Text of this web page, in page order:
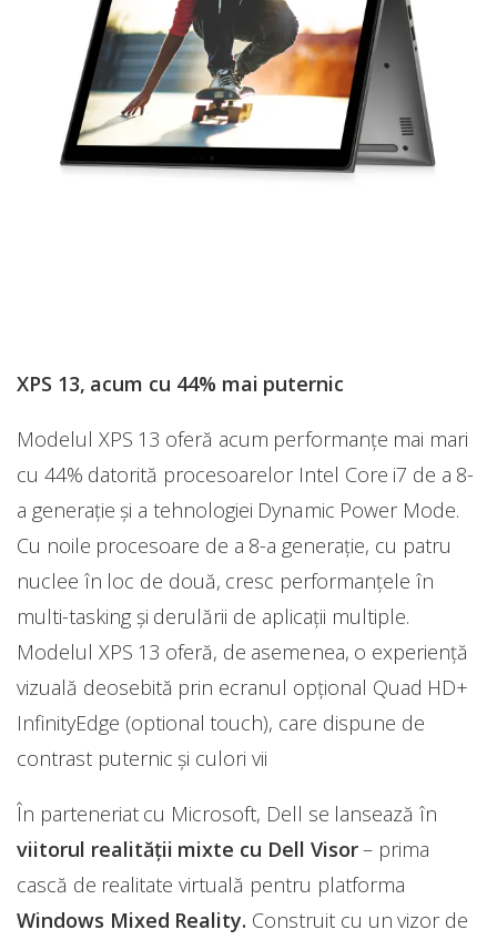
XPS 13, acum cu 44% mai puternic
Modelul XPS 13 oferă acum performanţe mai mari
cu 44% datorită procesoarelor Intel Core i7 de a 8-
a generaţie şi a tehnologiei Dynamic Power Mode.
Cu noile procesoare de a 8-a generaţie, cu patru
nuclee în loc de două, cresc performanţele în
multi-tasking şi derulării de aplicaţii multiple.
Modelul XPS 13 oferă, de asemenea, o experienţă
vizuală deosebită prin ecranul opţional Quad HD+
InfinityEdge (optional touch), care dispune de
contrast puternic şi culori vii
În parteneriat cu Microsoft, Dell se lansează în
viitorul realităţii mixte cu Dell Visor– prima
cască de realitate virtuală pentru platforma
Windows Mixed Reality. Construit cu un vizor de